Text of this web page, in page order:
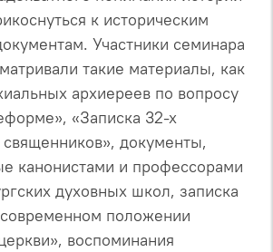
к историческим
Участники семинара
такие материалы, как
архиереев по вопросу
«Записка 32-х
священников», документы,
канонистами и профессорами
духовных школ, записка
положении
воспоминания